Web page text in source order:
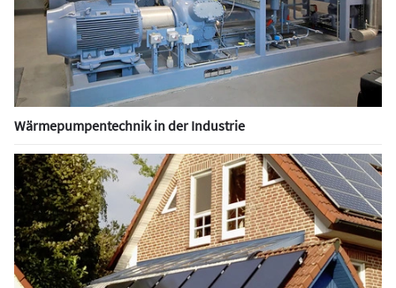
Wärmepumpentechnik in der Industrie